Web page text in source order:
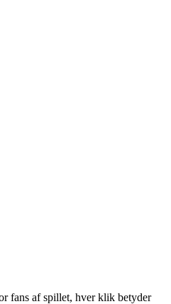
fans af spillet, hver klik betyder